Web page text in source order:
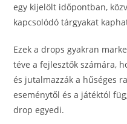
egy kijelölt időpontban,
kapcsolódó tárgyakat
Ezek a drops gyakran
téve a fejlesztők számára,
és jutalmazzák a hűséges
eseménytől és a játéktól
drop egyedi.